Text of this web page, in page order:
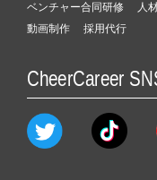
ベンチャー合同研修
人
動画制作
採用代行
CheerCareer